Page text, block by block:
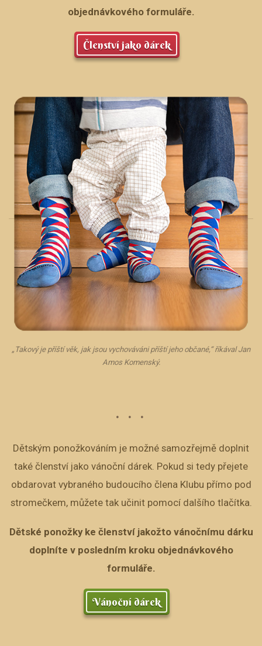
objednávkového formuláře.
Členství jako dárek
„Takový je příští věk, jak jsou vychováváni příští jeho občané,“ říkával Jan
Amos Komenský.
Dětským ponožkováním je možné samozřejmě doplnit
také členství jako vánoční dárek. Pokud si tedy přejete
obdarovat vybraného budoucího člena Klubu přímo pod
stromečkem, můžete tak učinit pomocí dalšího tlačítka.
Dětské ponožky ke členství jakožto vánočnímu dárku
doplníte v posledním kroku objednávkového
formuláře.
Vánoční dárek